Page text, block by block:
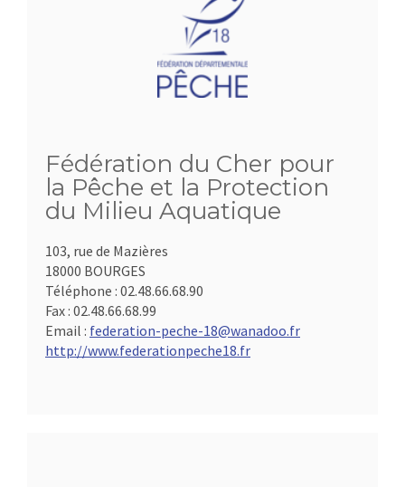
Fédération du Cher pour
la Pêche et la Protection
du Milieu Aquatique
103, rue de Mazières
18000 BOURGES
Téléphone : 02.48.66.68.90
Fax : 02.48.66.68.99
Email : federation-peche-18@wanadoo.fr
http://www.federationpeche18.fr